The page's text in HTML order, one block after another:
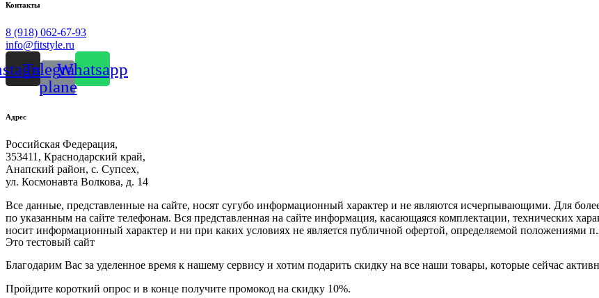
Контакты
8 (918) 062-67-93
info@fitstyle.ru
Telegram-
plane
Whatsapp
Адрес
Российская Федерация,
353411, Краснодарский край,
Анапский район, с. Супсех,
ул. Космонавта Волкова, д. 14
Все данные, представленные на сайте, носят сугубо информационный характер и не являются исчерпывающими. Для
по указанным на сайте телефонам. Вся представленная на сайте информация, касающаяся комплектации, технических
носит информационный характер и ни при каких условиях не является публичной офертой, определяемой положениями
Это тестовый сайт
Благодарим Вас за уделенное время к нашему сервису и хотим подарить скидку на все наши товары, которые сейчас
Пройдите короткий опрос и в конце получите промокод на скидку 10%.